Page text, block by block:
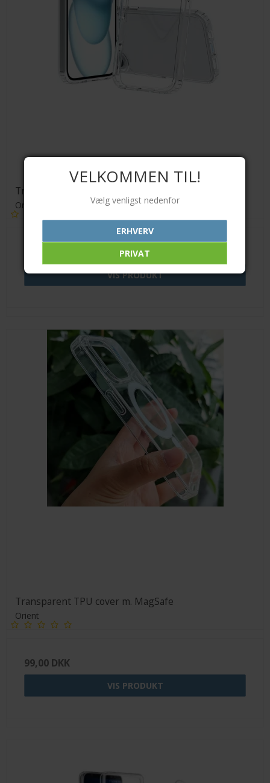
Transparent TPU cover
Orient
VIS PRODUKT
Transparent TPU cover m. MagSafe
Orient
99,00 DKK
VIS PRODUKT
VELKOMMEN TIL!
Vælg venligst nedenfor
ERHVERV
PRIVAT